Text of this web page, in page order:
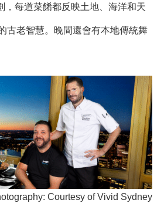
，每道菜餚都反映土地、海洋和天
古老智慧。晚間還會有本地傳統舞
Courtesy of Vivid Sydney